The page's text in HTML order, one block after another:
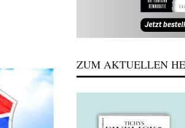
ZUM AKTUELLEN